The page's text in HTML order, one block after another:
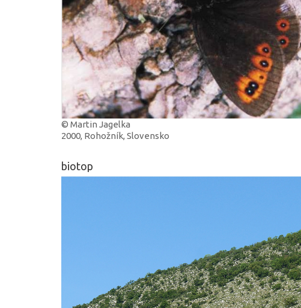
© Martin Jagelka
2000, Rohožník, Slovensko
biotop